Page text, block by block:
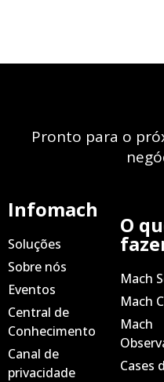
Pronto para o
Infomach
Soluções
Sobre nós
Eventos
Central de
Conhecimento
Canal de
privacidade
O
Mach
Mach
Mach
Cases